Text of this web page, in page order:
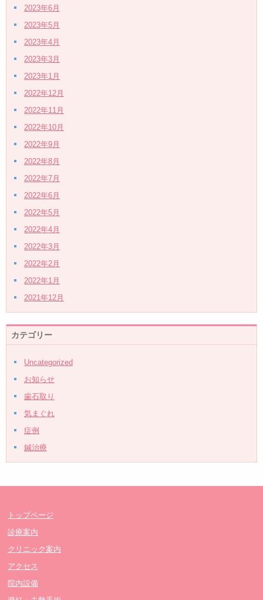
2023年6月
2023年5月
2023年4月
2023年3月
2023年1月
2022年12月
2022年11月
2022年10月
2022年9月
2022年8月
2022年7月
2022年6月
2022年5月
2022年4月
2022年3月
2022年2月
2022年1月
2021年12月
カテゴリー
Uncategorized
お知らせ
歯石取り
気まぐれ
症例
鍼治療
トップページ
診療案内
クリニック案内
アクセス
院内設備